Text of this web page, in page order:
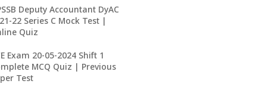
Deputy Accountant DyAC
22 Series C Mock Test |
Quiz
Exam 20-05-2024 Shift 1
MCQ Quiz | Previous
Test